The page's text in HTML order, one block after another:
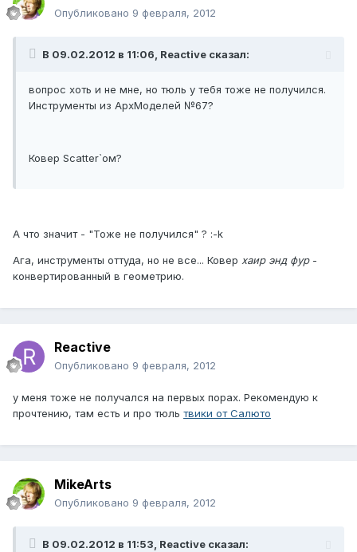
Опубликовано 9 февраля, 2012
В 09.02.2012 в 11:06, Reactive сказал:
вопрос хоть и не мне, но тюль у тебя тоже не получился.
Инструменты из АрхМоделей №67?
Ковер Scatter`ом?
А что значит - "Тоже не получился" ? :-k
Ага, инструменты оттуда, но не все... Ковер хаир энд фур-
конвертированный в геометрию.
Reactive
Опубликовано 9 февраля, 2012
у меня тоже не получался на первых порах. Рекомендую к
прочтению, там есть и про тюль твики от Салюто
MikeArts
Опубликовано 9 февраля, 2012
В 09.02.2012 в 11:53, Reactive сказал: